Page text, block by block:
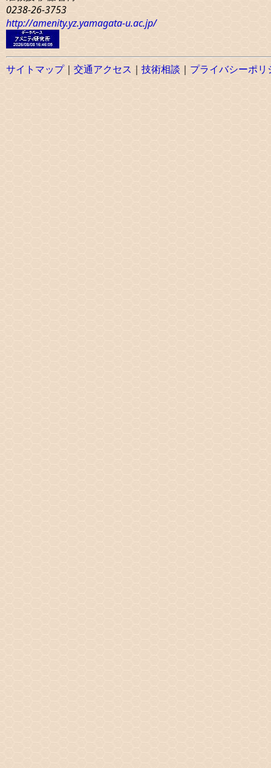
0238-26-3753
http://amenity.yz.yamagata-u.ac.jp/
サイトマップ｜ 交通アクセス ｜ 技術相談 ｜ プライバシーポリ